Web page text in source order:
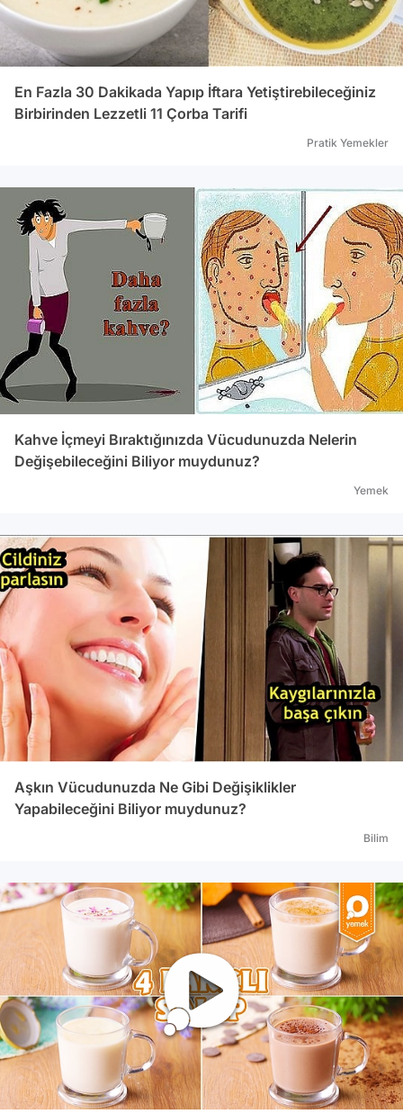
En Fazla 30 Dakikada Yapıp İftara Yetiştirebileceğiniz
Birbirinden Lezzetli 11 Çorba Tarifi
Pratik Yemekler
Kahve İçmeyi Bıraktığınızda Vücudunuzda Nelerin
Değişebileceğini Biliyor muydunuz?
Yemek
Aşkın Vücudunuzda Ne Gibi Değişiklikler
Yapabileceğini Biliyor muydunuz?
Bilim